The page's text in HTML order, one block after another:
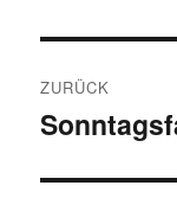
ZURÜCK
Vorheriger